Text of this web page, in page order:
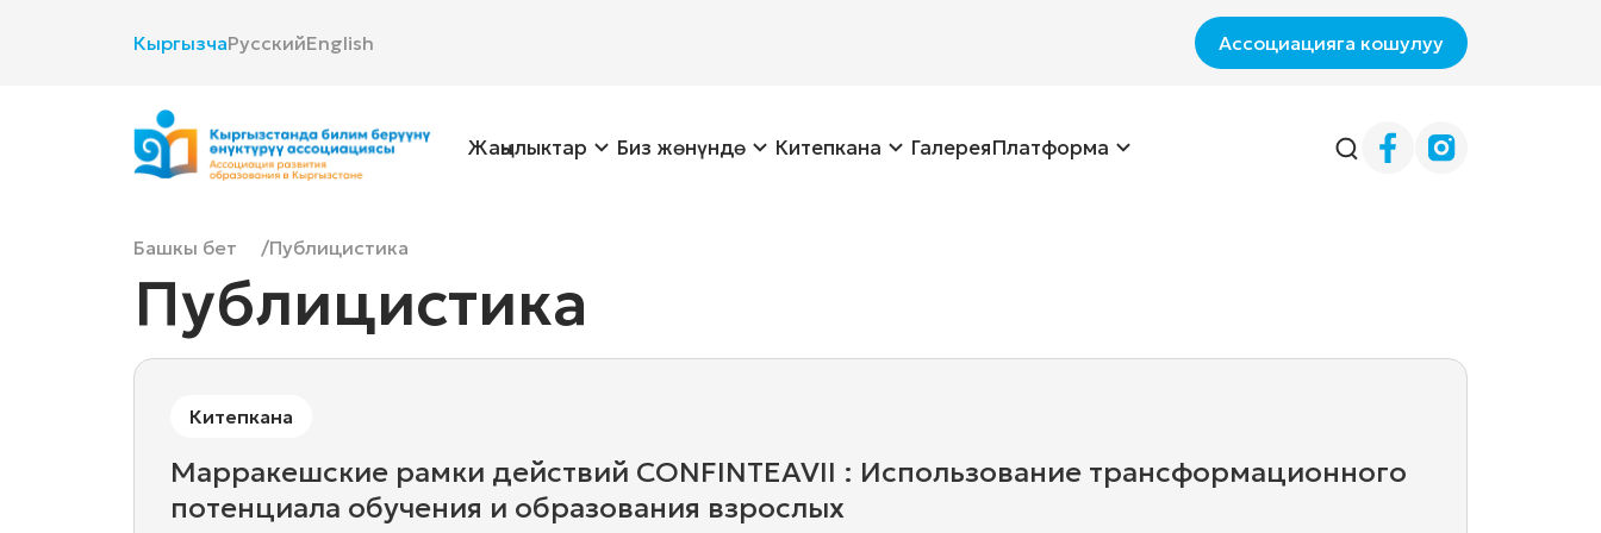
КыргызчаРусскийEnglish Ассоциацияга кошулуу
Жаңылыктар Биз жөнүндө Китепкана ГалереяПлатформа
Башкы бет Публицистика
Публицистика
Китепкана
Марракешские рамки действий CONFINTEAVII : Использование трансформационного
потенциала обучения и образования взрослых